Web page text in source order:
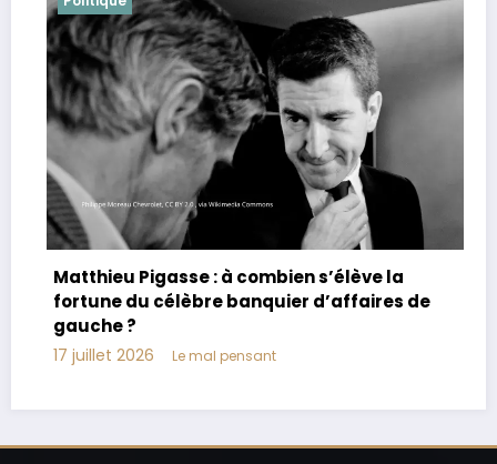
Joachim Le Floch-Imad : biographie, âge,
parents, vie privée
17 juillet 2026